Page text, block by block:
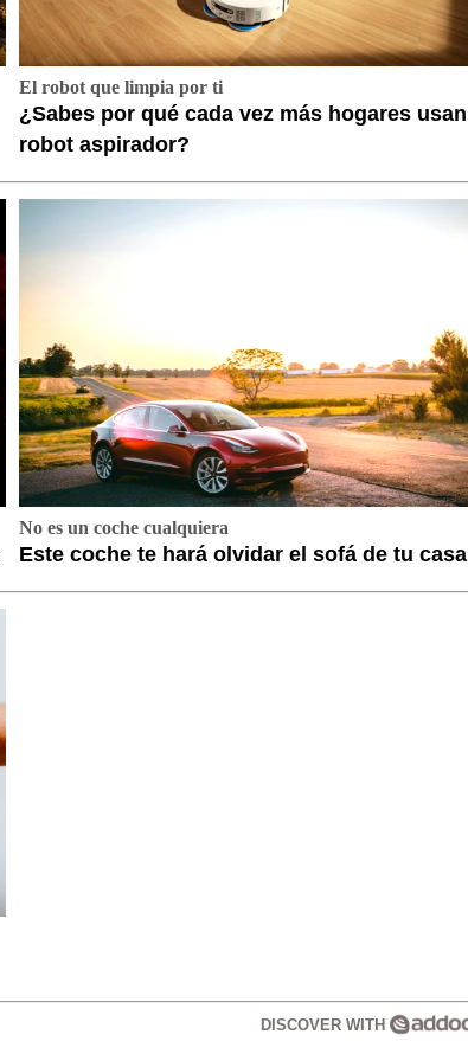
El robot que limpia por ti
¿Sabes por qué cada vez más hogares usan
robot aspirador?
No es un coche cualquiera
Este coche te hará olvidar el sofá de tu casa
DISCOVER WITH